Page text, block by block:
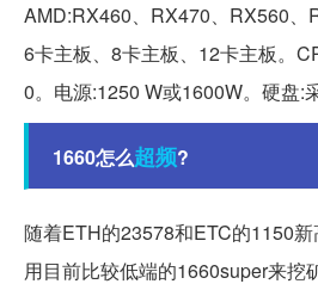
AMD:RX460、RX470、RX560、
6卡主板、8卡主板、12卡主板。
0。电源:1250 W或1600W。硬盘:
1660怎么超频?
随着ETH的23578和ETC的1150
用目前比较低端的1660super来挖